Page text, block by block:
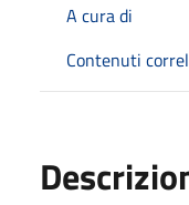
A cura di
Contenuti